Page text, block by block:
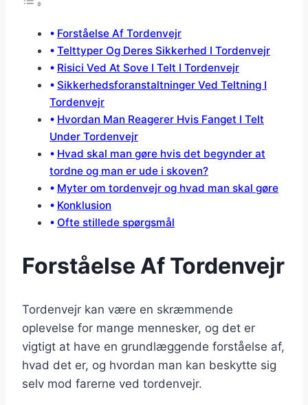
Forståelse Af Tordenvejr
Telttyper Og Deres Sikkerhed I Tordenvejr
Risici Ved At Sove I Telt I Tordenvejr
Sikkerhedsforanstaltninger Ved Teltning I
Tordenvejr
Hvordan Man Reagerer Hvis Fanget I Telt
Under Tordenvejr
Hvad skal man gøre hvis det begynder at
tordne og man er ude i skoven?
Myter om tordenvejr og hvad man skal gøre
Konklusion
Ofte stillede spørgsmål
Forståelse Af Tordenvejr
Tordenvejr kan være en skræmmende
oplevelse for mange mennesker, og det er
vigtigt at have en grundlæggende forståelse af,
hvad det er, og hvordan man kan beskytte sig
selv mod farerne ved tordenvejr.